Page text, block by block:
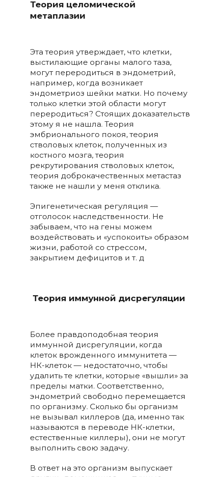
Теория целомической
метаплазии
Эта теория утверждает, что клетки,
выстилающие органы малого таза,
могут переродиться в эндометрий,
например, когда возникает
эндометриоз шейки матки. Но почему
только клетки этой области могут
переродиться? Стоящих доказательств
этому я не нашла. Теория
эмбрионального покоя, теория
стволовых клеток, полученных из
костного мозга, теория
рекрутирования стволовых клеток,
теория доброкачественных метастаз
также не нашли у меня отклика.
Эпигенетическая регуляция —
отголосок наследственности. Не
забываем, что на гены можем
воздействовать и «успокоить» образом
жизни, работой со стрессом,
закрытием дефицитов и т. д
Теория иммунной дисрегуляции
Более правдоподобная теория
иммунной дисрегуляции, когда
клеток врожденного иммунитета —
НК-клеток — недостаточно, чтобы
удалить те клетки, которые «вышли» за
пределы матки. Соответственно,
эндометрий свободно перемещается
по организму. Сколько бы организм
не вызывал киллеров (да, именно так
называются в переводе НК-клетки,
естественные киллеры), они не могут
выполнить свою задачу.
В ответ на это организм выпускает